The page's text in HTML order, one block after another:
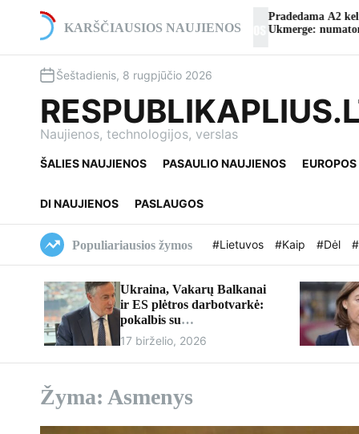
KARŠČIAUSIOS NAUJIENOS
teatro
Pradedama A2 kelio viaduko rekonstrukcija
Ukmerge: numatomi eismo pakeitimai
Šeštadienis, 8 rugpjūčio 2026
Naujienos, technologijos, verslas
ŠALIES NAUJIENOS PASAULIO NAUJIENOS
DI NAUJIENOS PASLAUGOS
Populiariausios žymos #Lietuvos #Kaip #Dėl
Ukraina, Vakarų Balkanai
ir ES plėtros darbotvarkė:
pokalbis su
europarlamentaru Davidu
McAllisteriu
17 birželio, 2026
Žyma: Asmenys